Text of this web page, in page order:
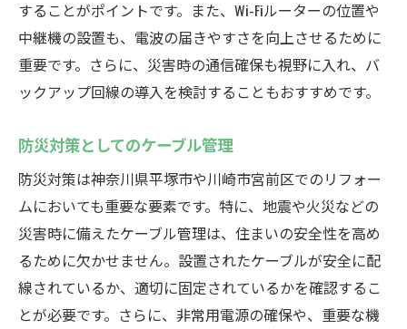
することがポイントです。また、Wi-Fiルーターの位置や
中継機の設置も、電波の届きやすさを向上させるために
重要です。さらに、災害時の通信確保も視野に入れ、バ
ックアップ回線の導入を検討することもおすすめです。
防災対策としてのケーブル管理
防災対策は神奈川県平塚市や川崎市宮前区でのリフォー
ムにおいても重要な要素です。特に、地震や火災などの
災害時に備えたケーブル管理は、住まいの安全性を高め
るために欠かせません。設置されたケーブルが安全に配
線されているか、適切に固定されているかを確認するこ
とが必要です。さらに、非常用電源の確保や、重要な機